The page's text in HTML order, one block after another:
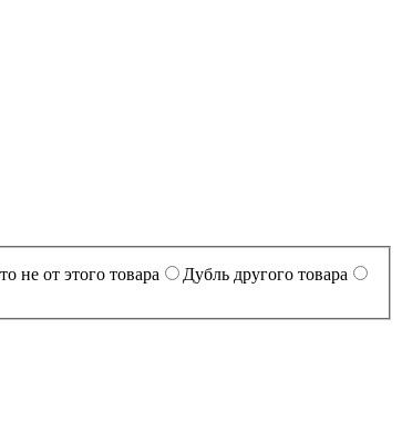
не от этого товара
Дубль другого товара